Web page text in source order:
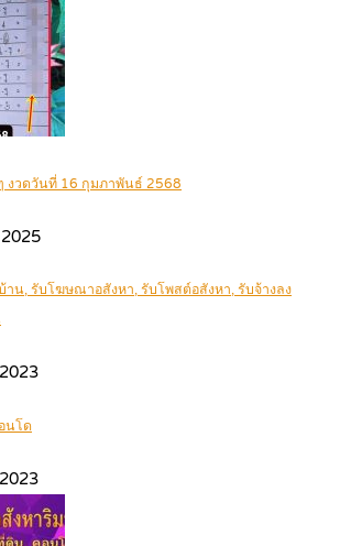
งวดวันที่ 16 กุมภาพันธ์ 2568
าน, รับโฆษณาอสังหา, รับโพสต์อสังหา, รับจ้างลง
นโด